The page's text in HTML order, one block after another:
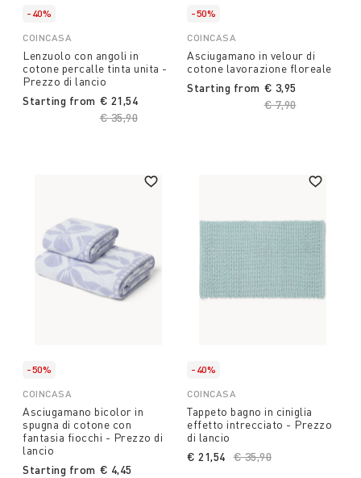
-40%
COINCASA
Lenzuolo con angoli in
cotone percalle tinta unita -
Prezzo di lancio
Starting from
Price reduced from
€ 35,90
€ 21,54
-50%
COINCASA
Asciugamano in velour di
cotone lavorazione floreale
Starting from
Price reduced
€ 7,90to
€ 3,95
-50%
COINCASA
Asciugamano bicolor in
spugna di cotone con
fantasia fiocchi - Prezzo di
lancio
Starting from € 4,45
-40%
COINCASA
Tappeto bagno in ciniglia
effetto intrecciato - Prezzo
di lancio
Price reduced from
€ 35,90
€ 21,54